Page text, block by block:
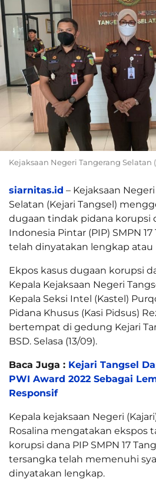
Kejaksaan Negeri Tangerang Selatan
siarnitas.id – Kejaksaan
Selatan (Kejari Tangsel)
dugaan tindak pidana korupsi
Indonesia Pintar (PIP) SMPN
telah dinyatakan lengkap atau
Ekpos kasus dugaan korupsi
Kepala Kejaksaan Negeri
Kepala Seksi Intel (Kastel)
Pidana Khusus (Kasi Pidsus)
bertempat di gedung Kejari
BSD. Selasa (13/09).
Baca Juga : Kejari Tangsel
PWI Award 2022 Sebagai
Responsif
Kepala kejaksaan Negeri
Rosalina mengatakan ekspos
korupsi dana PIP SMPN 17
tersangka telah memenuhi
dinyatakan lengkap.